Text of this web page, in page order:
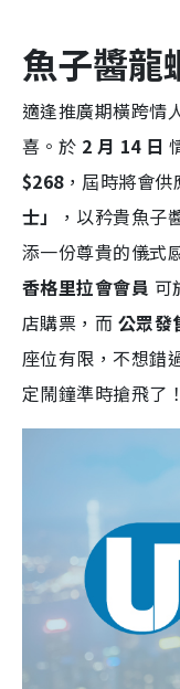
魚子醬龍
適逢推廣期橫跨情
喜。於 2 月 14 日
$268，屆時將會供
士」
，以矜貴魚子
添一份尊貴的儀式
香格里拉會會員 可
店購票，而 公眾發
座位有限，不想錯
定鬧鐘準時搶飛了！